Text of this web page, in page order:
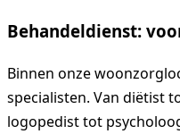
Behandeldienst:
Binnen onze
specialisten. Van diëtist
logopedist tot